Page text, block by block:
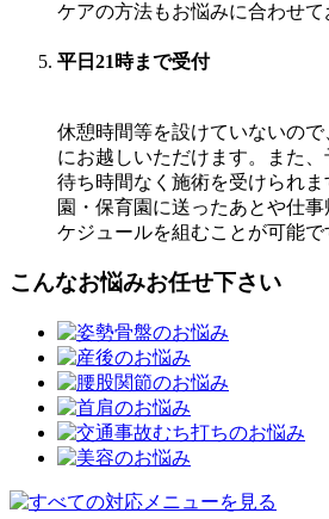
ケアの方法もお悩みに合わせて
平日21時まで受付
休憩時間等を設けていないの
にお越しいただけます。また、
待ち時間なく施術を受けられ
園・保育園に送ったあとや仕
ケジュールを組むことが可能で
こんなお悩みお任せ下さい